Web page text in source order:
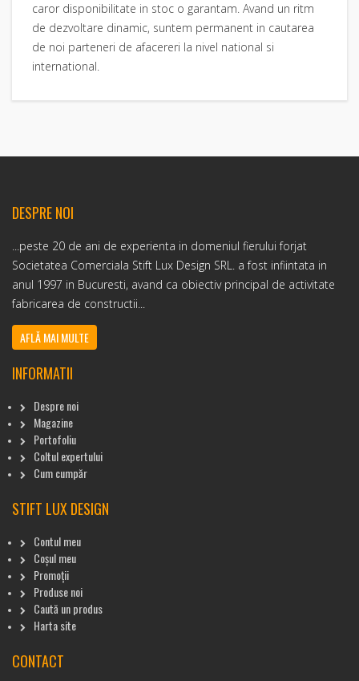
caror disponibilitate in stoc o garantam. Avand un ritm
de dezvoltare dinamic, suntem permanent in cautarea
de noi parteneri de afacereri la nivel national si
international.
DESPRE NOI
...peste 20 de ani de experienta in domeniul fierului forjat
Societatea Comerciala Stift Lux Design SRL. a fost infiintata in
anul 1997 in Bucuresti, avand ca obiectiv principal de activitate
fabricarea de constructii...
AFLĂ MAI MULTE
INFORMATII
Despre noi
Magazine
Portofoliu
Coltul expertului
Cum cumpăr
STIFT LUX DESIGN
Contul meu
Coșul meu
Promoții
Produse noi
Caută un produs
Harta site
CONTACT